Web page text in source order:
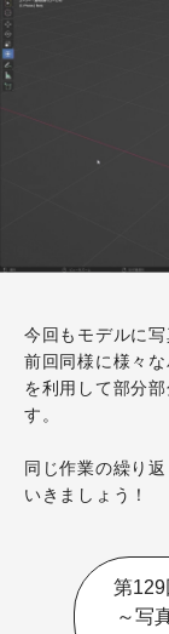
今回もモデルに
前回同様に様々
を利用して部分
す。
同じ作業の繰り
いきましょう！
第129
～写